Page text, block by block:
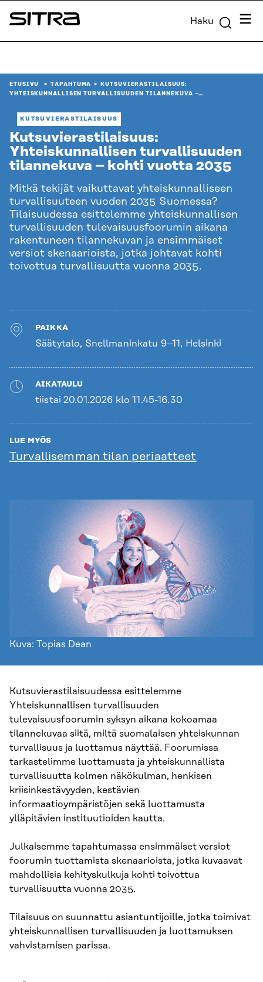
Siirry
suoraan
Sitra Haku
ETUSIVU TAPAHTUMA
KUTSUVIERASTILAISUUS:
YHTEISKUNNALLISEN TURVALLISUUDEN TILANNEKUVA –…
KUTSUVIERASTILAISUUS
Kutsuvierastilaisuus:
Yhteiskunnallisen turvallisuuden
tilannekuva – kohti vuotta 2035
Mitkä tekijät vaikuttavat yhteiskunnalliseen
turvallisuuteen vuoden 2035 Suomessa?
Tilaisuudessa esittelemme yhteiskunnallisen
turvallisuuden tulevaisuusfoorumin aikana
rakentuneen tilannekuvan ja ensimmäiset
versiot skenaarioista, jotka johtavat kohti
toivottua turvallisuutta vuonna 2035.
PAIKKA
Säätytalo, Snellmaninkatu 9–11, Helsinki
AIKATAULU
tiistai 20.01.2026 klo 11.45-16.30
LUE MYÖS
Turvallisemman tilan periaatteet
Kuva: Topias Dean
Kutsuvierastilaisuudessa esittelemme
Yhteiskunnallisen turvallisuuden
tulevaisuusfoorumin syksyn aikana kokoamaa
tilannekuvaa siitä, miltä suomalaisen yhteiskunnan
turvallisuus ja luottamus näyttää. Foorumissa
tarkastelimme luottamusta ja yhteiskunnallista
turvallisuutta kolmen näkökulman, henkisen
kriisinkestävyyden, kestävien
informaatioympäristöjen sekä luottamusta
ylläpitävien instituutioiden kautta.
Julkaisemme tapahtumassa ensimmäiset versiot
foorumin tuottamista skenaarioista, jotka kuvaavat
mahdollisia kehityskulkuja kohti toivottua
turvallisuutta vuonna 2035.
Tilaisuus on suunnattu asiantuntijoille, jotka toimivat
yhteiskunnallisen turvallisuuden ja luottamuksen
vahvistamisen parissa.